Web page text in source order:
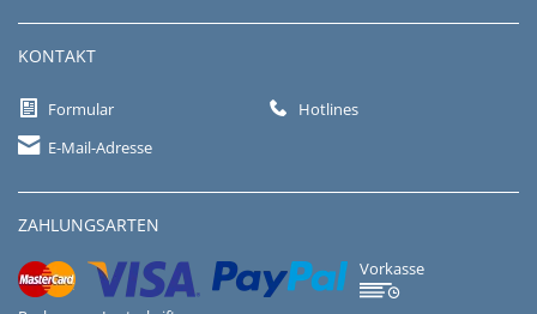
KONTAKT
Formular
Hotlines
E-Mail-Adresse
ZAHLUNGSARTEN
Vorkasse